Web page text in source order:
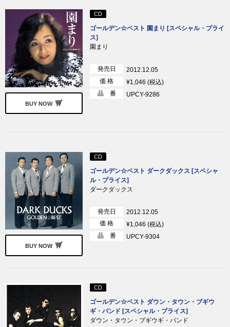
BUY NOW
CD
ゴールデン☆ベスト 園まり [スペシャル・プライ
ス]
園まり
発売日
2012.12.05
価 格
¥1,046 (税込)
品 番
UPCY-9286
BUY NOW
CD
ゴールデン☆ベスト ダークダックス [スペシャ
ル・プライス]
ダークダックス
発売日
2012.12.05
価 格
¥1,046 (税込)
品 番
UPCY-9304
CD
ゴールデン☆ベスト ダウン・タウン・ブギウ
ギ・バンド [スペシャル・プライス]
ダウン・タウン・ブギウギ・バンド